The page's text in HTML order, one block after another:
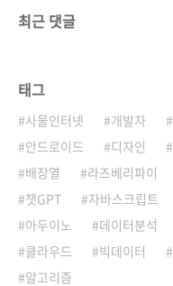
최근 댓글
태그
사물인터넷 개발자
안드로이드
디자인
배장열
라즈베리파이
챗GPT
자바스크립트
아두이노
데이터분석
클라우드
빅데이터
알고리즘